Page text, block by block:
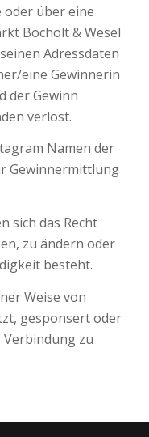
über eine
Bocholt & Wesel
Adressdaten
eine Gewinnerin
der Gewinn
verlost.
Namen der
Gewinnermittlung
sich das Recht
zu ändern oder
besteht.
Weise von
gesponsert oder
zu